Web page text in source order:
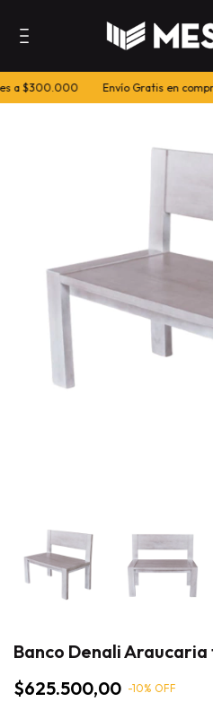
a $300.000 Envío Gratis en
Banco Denali
$625.500,00 -10% OFF